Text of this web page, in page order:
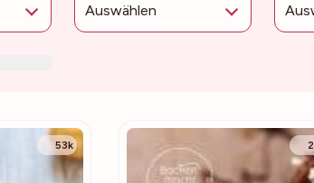
Auswählen
53k